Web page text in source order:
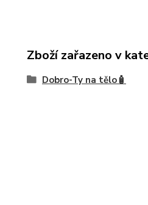
Zboží zařazeno v
Dobro-Ty na tělo🧴